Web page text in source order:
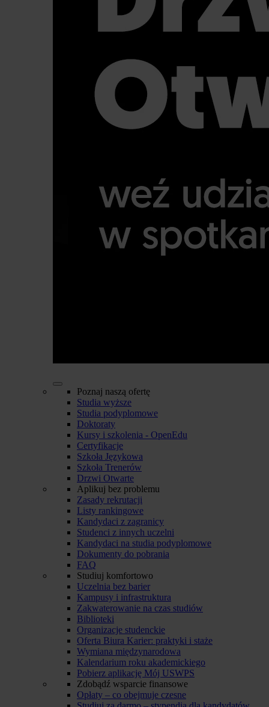
Poznaj naszą ofertę
Studia wyższe
Studia podyplomowe
Doktoraty
Kursy i szkolenia - OpenEdu
Certyfikacje
Szkoła Językowa
Szkoła Trenerów
Drzwi Otwarte
Aplikuj bez problemu
Zasady rekrutacji
Listy rankingowe
Kandydaci z zagranicy
Studenci z innych uczelni
Kandydaci na studia podyplomowe
Dokumenty do pobrania
FAQ
Studiuj komfortowo
Uczelnia bez barier
Kampusy i infrastruktura
Zakwaterowanie na czas studiów
Biblioteki
Organizacje studenckie
Oferta Biura Karier: praktyki i staże
Wymiana międzynarodowa
Kalendarium roku akademickiego
Pobierz aplikację Mój USWPS
Zdobądź wsparcie finansowe
Opłaty – co obejmuje czesne